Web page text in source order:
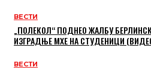
ВЕСТИ
„ПОЛЕКОЛ“ ПОДНЕО ЖАЛБУ
ИЗГРАДЊЕ МХЕ НА СТУДЕНИЦИ
ВЕСТИ